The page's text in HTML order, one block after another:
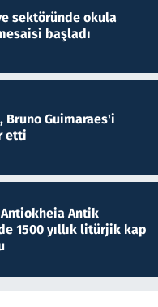
sektöründe okula
başladı
Bruno Guimaraes'i
etti
Antik
1500 yıllık litürjik kap